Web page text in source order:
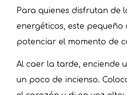
Para quienes disfrutan de
energéticos, este pequeño
potenciar el momento de
Al caer la tarde, enciende
un poco de incienso.